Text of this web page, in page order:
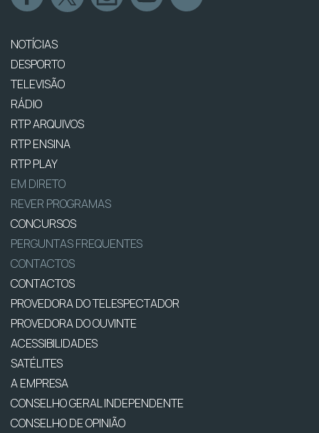
NOTÍCIAS
DESPORTO
TELEVISÃO
RÁDIO
RTP ARQUIVOS
RTP ENSINA
RTP PLAY
EM DIRETO
REVER PROGRAMAS
CONCURSOS
PERGUNTAS FREQUENTES
CONTACTOS
CONTACTOS
PROVEDORA DO TELESPECTADOR
PROVEDORA DO OUVINTE
ACESSIBILIDADES
SATÉLITES
A EMPRESA
CONSELHO GERAL INDEPENDENTE
CONSELHO DE OPINIÃO